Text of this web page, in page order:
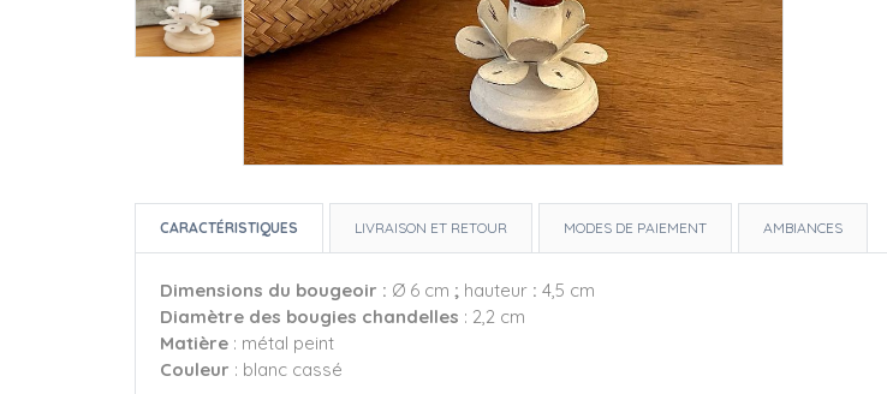
CARACTÉRISTIQUES LIVRAISON ET RETOUR MODES DE PAIEMENT AMBIANCES
Dimensions du bougeoir : Ø 6 cm ; hauteur : 4,5 cm
Diamètre des bougies chandelles : 2,2 cm
Matière : métal peint
Couleur : blanc cassé